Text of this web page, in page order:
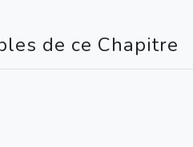
de ce Chapitre